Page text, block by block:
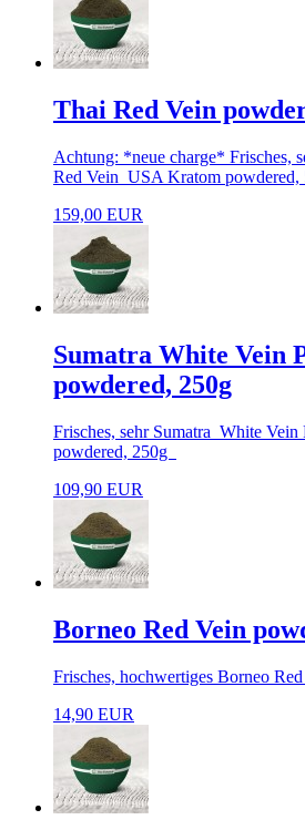
Thai Red Vein
Achtung: *neue charge* Frisches,
Red Vein USA Kratom powdered,
159,00 EUR
Sumatra White Vein
powdered, 250g
Frisches, sehr Sumatra White
powdered, 250g
109,90 EUR
Borneo Red Vein
Frisches, hochwertiges Borneo
14,90 EUR